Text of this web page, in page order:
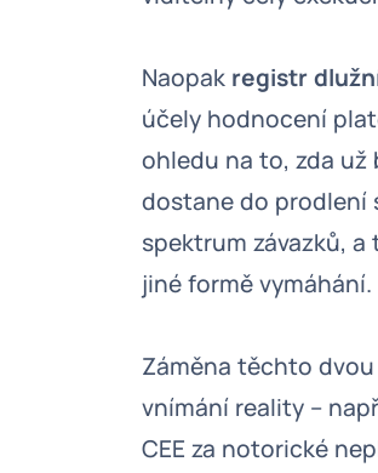
Naopak registr
účely hodnocení
ohledu na to, zda už
dostane do prodlení
spektrum závazků,
jiné formě vymáhání.
Záměna těchto
vnímání reality –
CEE za notorické